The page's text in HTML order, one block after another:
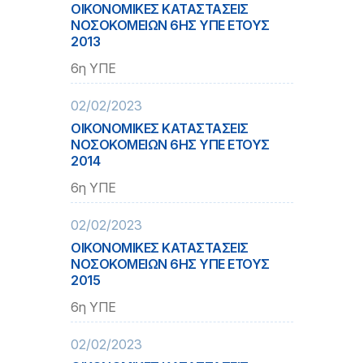
ΟΙΚΟΝΟΜΙΚΕΣ ΚΑΤΑΣΤΑΣΕΙΣ
ΝΟΣΟΚΟΜΕΙΩΝ 6ΗΣ ΥΠΕ ΕΤΟΥΣ
2013
6η ΥΠΕ
02/02/2023
ΟΙΚΟΝΟΜΙΚΕΣ ΚΑΤΑΣΤΑΣΕΙΣ
ΝΟΣΟΚΟΜΕΙΩΝ 6ΗΣ ΥΠΕ ΕΤΟΥΣ
2014
6η ΥΠΕ
02/02/2023
ΟΙΚΟΝΟΜΙΚΕΣ ΚΑΤΑΣΤΑΣΕΙΣ
ΝΟΣΟΚΟΜΕΙΩΝ 6ΗΣ ΥΠΕ ΕΤΟΥΣ
2015
6η ΥΠΕ
02/02/2023